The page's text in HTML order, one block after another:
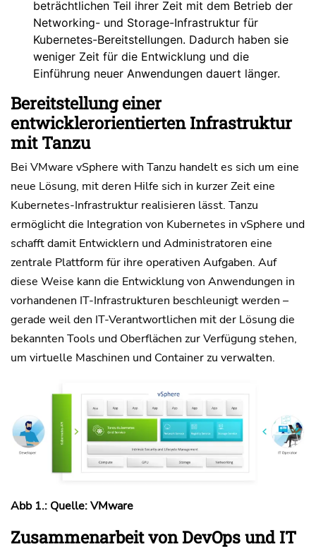
beträchtlichen Teil ihrer Zeit mit dem Betrieb der
Networking- und Storage-Infrastruktur für
Kubernetes-Bereitstellungen. Dadurch haben sie
weniger Zeit für die Entwicklung und die
Einführung neuer Anwendungen dauert länger.
Bereitstellung einer
entwicklerorientierten Infrastruktur
mit Tanzu
Bei VMware vSphere with Tanzu handelt es sich um eine
neue Lösung, mit deren Hilfe sich in kurzer Zeit eine
Kubernetes-Infrastruktur realisieren lässt. Tanzu
ermöglicht die Integration von Kubernetes in vSphere und
schafft damit Entwicklern und Administratoren eine
zentrale Plattform für ihre operativen Aufgaben. Auf
diese Weise kann die Entwicklung von Anwendungen in
vorhandenen IT-Infrastrukturen beschleunigt werden –
gerade weil den IT-Verantwortlichen mit der Lösung die
bekannten Tools und Oberflächen zur Verfügung stehen,
um virtuelle Maschinen und Container zu verwalten.
Abb 1.: Quelle: VMware
Zusammenarbeit von DevOps und IT